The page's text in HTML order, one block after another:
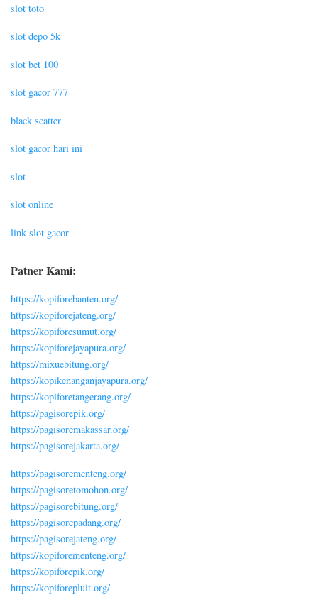
slot toto
slot depo 5k
slot bet 100
slot gacor 777
black scatter
slot gacor hari ini
slot
slot online
link slot gacor
Patner Kami:
https://kopiforebanten.org/
https://kopiforejateng.org/
https://kopiforesumut.org/
https://kopiforejayapura.org/
https://mixuebitung.org/
https://kopikenanganjayapura.org/
https://kopiforetangerang.org/
https://pagisorepik.org/
https://pagisoremakassar.org/
https://pagisorejakarta.org/
https://pagisorementeng.org/
https://pagisoretomohon.org/
https://pagisorebitung.org/
https://pagisorepadang.org/
https://pagisorejateng.org/
https://kopiforementeng.org/
https://kopiforepik.org/
https://kopiforepluit.org/